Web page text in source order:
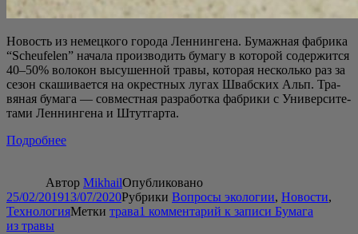
Новость из немец­ко­го горо­да Лен­нин­ге­на. Бумаж­ная фаб­ри­ка
“Scheufelen” нача­ла про­из­во­дить бума­гу в кото­рой содер­жит­ся
40–50% воло­кон высу­шен­ной тра­вы, кото­рая несколь­ко раз за
сезон ска­ши­ва­ет­ся на окрест­ных лугах Шваб­ских Альп. Тра­
вя­ная бума­га — сов­мест­ная раз­ра­бот­ка фаб­ри­ки с Уни­вер­си­те­
та­ми Лен­нин­ге­на и Штутгарта.
Подроб­нее
Автор MikhailОпубликовано
25/02/201913/07/2020Рубрики Вопросы экологии, Новости,
ТехнологияМетки трава1 комментарий к записи Бумага
из травы